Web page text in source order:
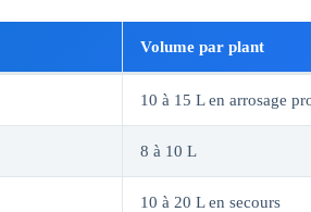
Volume par plant
10 à 15 L en arrosage
8 à 10 L
10 à 20 L en secours